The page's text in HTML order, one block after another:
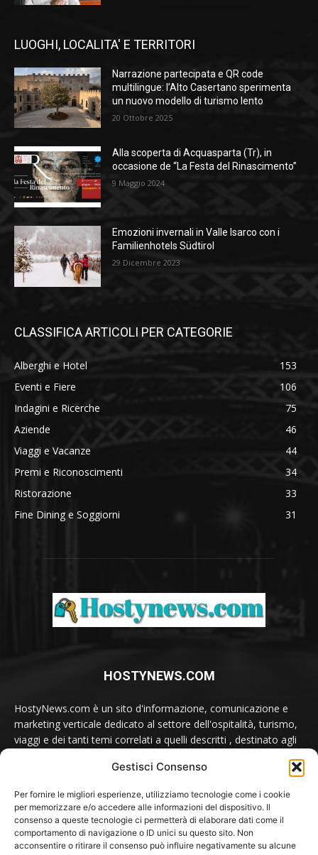
Gestisci Consenso
Per fornire le migliori esperienze, utilizziamo tecnologie come i cookie
per memorizzare e/o accedere alle informazioni del dispositivo. Il
consenso a queste tecnologie ci permetterà di elaborare dati come il
comportamento di navigazione o ID unici su questo sito. Non
acconsentire o ritirare il consenso può influire negativamente su alcune
LUOGHI, LOCALITA' E TERRITORI
Narrazione partecipata e QR code
multilingue: l’Alto Casertano sperimenta
un nuovo modello di turismo lento
20 Ottobre 2025
Alla scoperta di Acquasparta (Tr), in
occasione de “La Festa del Rinascimento”
9 Maggio 2024
Emozioni invernali in Valle Isarco con i
Familienhotels Südtirol
29 Dicembre 2023
CLASSIFICA ARTICOLI PER CATEGORIE
Alberghi e Hotel
153
Eventi e Fiere
106
Indagini e Ricerche
75
Aziende
46
Viaggi e Vacanze
44
Premi e Riconoscimenti
34
Ristorazione
33
Fine Dining e Soggiorni
31
HOSTYNEWS.COM
HostyNews.com è un sito d'informazione, comunicazione e
marketing verticale dedicato al settore dell'ospitalità, turismo,
viaggi e dei tanti temi correlati a quelli descritti , destinato agli
SEGUICI SU